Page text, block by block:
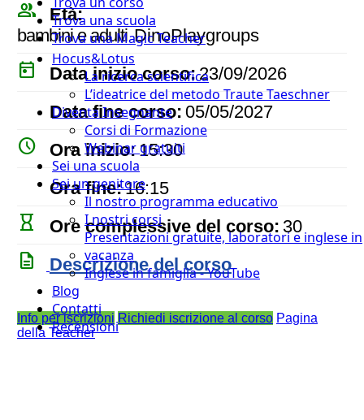
Trova una scuola
Trova una Magic Teacher
Hocus&Lotus
La ricerca scientifica
L’ideatrice del metodo Traute Taeschner
Diventa Insegnante
Corsi di Formazione
Webinar gratuiti
Sei una scuola
Sei un genitore
Il nostro programma educativo
I nostri corsi
Presentazioni gratuite, laboratori e inglese in
vacanza
Inglese in famiglia - YouTube
Blog
Contatti
Recensioni
people_outline
Età:
bambini e adulti DinoPlaygroups
today Data inizio corso:23/09/2026
event Data fine corso: 05/05/2027
watch_later Ora inizio:15:30
Ora fine:16:15
hourglass_empty Ore complessive del corso: 30
description Descrizione del corso
Info per iscrizioni Richiedi iscrizione al corso Pagina
della Teacher